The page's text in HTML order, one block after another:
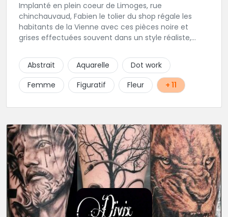
Implanté en plein coeur de Limoges, rue
chinchauvaud, Fabien le tolier du shop régale les
habitants de la Vienne avec ces pièces noire et
grises effectuées souvent dans un style réaliste,
pas cet excellent tatoueur. Le studio a été pensé
pour vous mettre à l'aise dés votre entrée, accueil,
décor, sourire et bien sur, une hygiène irréprochable.
Une très belle adresse dans cette belle ville de
Abstrait Aquarelle
Dot work
Femme
Figuratif Fleur + 11